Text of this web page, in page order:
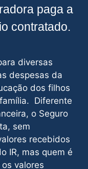
paga a
contratado.
diversas
despesas da
dos filhos
Diferente
o Seguro
sem
recebidos
IR, mas quem é
valores